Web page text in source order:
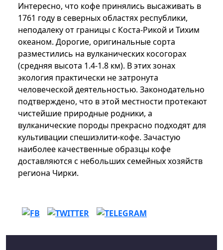
Интересно, что кофе принялись высаживать в
1761 году в северных областях республики,
неподалеку от границы с Коста-Рикой и Тихим
океаном. Дорогие, оригинальные сорта
разместились на вулканических косогорах
(средняя высота 1.4-1.8 км). В этих зонах
экология практически не затронута
человеческой деятельностью. Законодательно
подтверждено, что в этой местности протекают
чистейшие природные родники, а
вулканические породы прекрасно подходят для
культивации спешиэлити-кофе. Зачастую
наиболее качественные образцы кофе
доставляются с небольших семейных хозяйств
региона Чирки.